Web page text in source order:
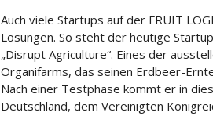
Auch viele Startups auf der FRUIT
Lösungen. So steht der heutige
„Disrupt Agriculture“. Eines der
Organifarms, das seinen Erdbeer-
Nach einer Testphase kommt er in
Deutschland, dem Vereinigten